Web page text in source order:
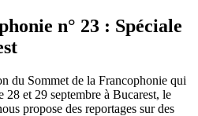
n° 23 : Spéciale
du Sommet de la Francophonie qui
28 et 29 septembre à Bucarest, le
propose des reportages sur des